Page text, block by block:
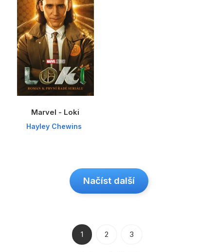
Marvel - Loki
Hayley Chewins
Načíst další
1 2 3